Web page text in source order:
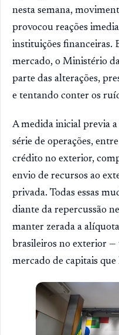
nesta semana,
provocou reações
instituições financeiras.
mercado, o Ministério
parte das alterações,
e tentando conter os
A medida inicial previa
série de operações,
crédito no exterior,
envio de recursos ao
privada. Todas essas
diante da repercussão
manter zerada a
brasileiros no exterior —
mercado de capitais